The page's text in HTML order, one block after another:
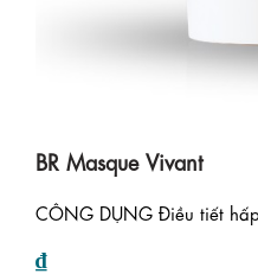
BR Masque Vivant
CÔNG DỤNG Điều tiết
₫